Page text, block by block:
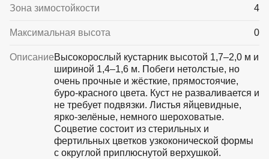
Sale Новинки
Зона зимостойкости 4
Максимальная высота 0
ОписаниеВысокорослый кустарник высотой 1,7–2,0 м и
шириной 1,4–1,6 м. Побеги нетолстые, но
очень прочные и жёсткие, прямостоячие,
буро-красного цвета. Куст не разваливается и
не требует подвязки. Листья яйцевидные,
ярко-зелёные, немного шероховатые.
Соцветие состоит из стерильных и
фертильных цветков узкоконической формы
с округлой приплюснутой верхушкой.